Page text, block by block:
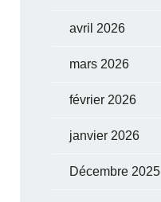
avril 2026
mars 2026
février 2026
janvier 2026
Décembre 2025